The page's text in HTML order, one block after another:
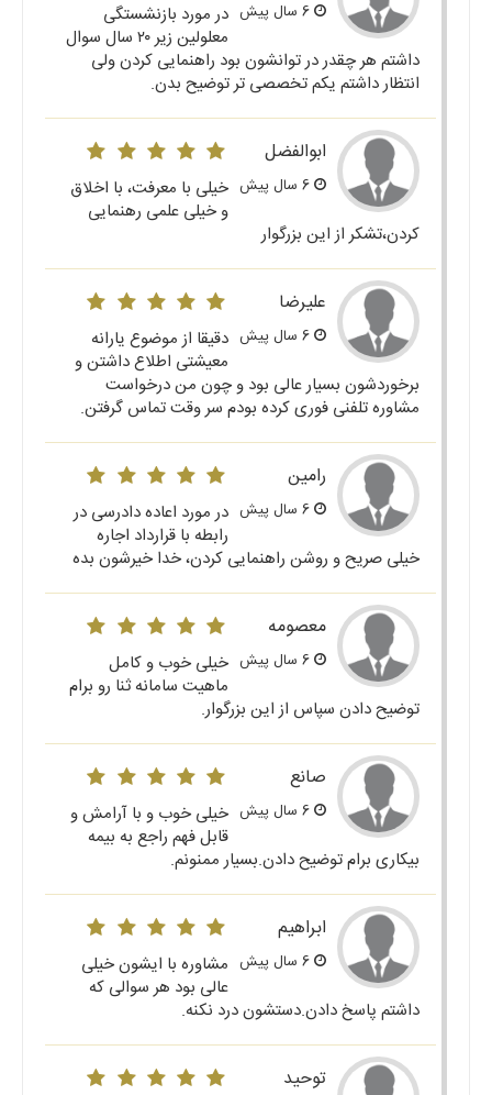
در مورد بازنشستگی
معلولین زیر ۲۰ سال سوال
داشتم هر چقدر در توانشون بود راهنمایی کردن ولی
انتظار داشتم یکم تخصصی تر توضیح بدن.
ابوالفضل
خیلی با معرفت، با اخلاق
و خیلی علمی رهنمایی
کردن،تشکر از این بزرگوار
علیرضا
دقیقا از موضوع یارانه
معیشتی اطلاع داشتن و
برخوردشون بسیار عالی بود و چون من درخواست
مشاوره تلفنی فوری کرده بودم سر وقت تماس گرفتن.
رامین
در مورد اعاده دادرسی در
رابطه با قرارداد اجاره
خیلی صریح و روشن راهنمایی کردن، خدا خیرشون بده
معصومه
خیلی خوب و کامل
ماهیت سامانه ثنا رو برام
توضیح دادن سپاس از این بزرگوار.
صانع
خیلی خوب و با آرامش و
قابل فهم راجع به بیمه
بیکاری برام توضیح دادن.بسیار ممنونم.
ابراهیم
مشاوره با ایشون خیلی
عالی بود هر سوالی که
داشتم پاسخ دادن.دستشون درد نکنه.
توحید